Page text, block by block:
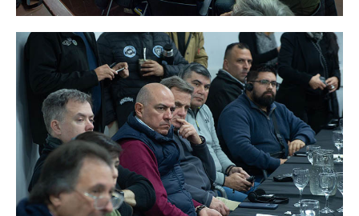
Obra social
Autoridades obra social
Clínicas de atención
Seccionales oschoca
Consultorios externos